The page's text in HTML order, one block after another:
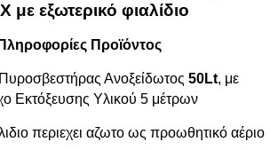
με εξωτερικό φιαλίδιο
Πληροφορίες Προϊόντος
Ανοξείδωτος 50Lt, με
Εκτόξευσης Υλικού 5 μέτρων
περιεχει αζωτο ως προωθητικό αέριο